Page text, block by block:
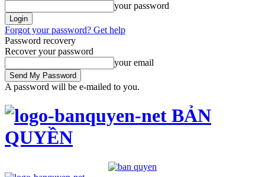
your password
Forgot your password? Get help
Password recovery
Recover your password
your email
A password will be e-mailed to you.
BẢN
QUYỀN